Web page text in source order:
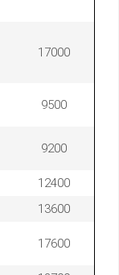
17000
9500
9200
12400
13600
17600